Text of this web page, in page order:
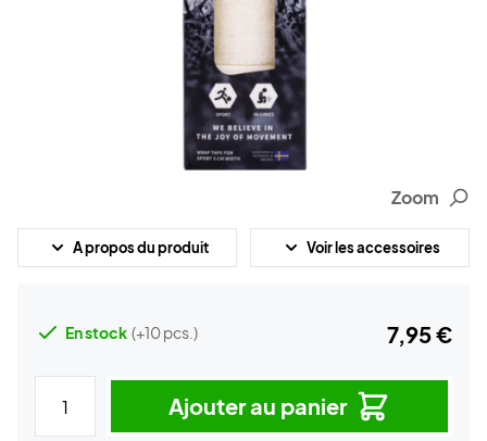
Zoom
A propos du produit Voir les accessoires
En stock (+10 pcs.) 7,95 €
Ajouter au panier